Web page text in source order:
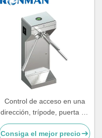
globales
Control de acceso en una
dirección, trípode, puerta de
barrera de girasol para la
estación de trenes del
Consiga el mejor precio